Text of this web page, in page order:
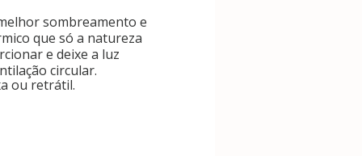
sombreamento e
que só a natureza
e deixe a luz
circular.
ou retrátil.